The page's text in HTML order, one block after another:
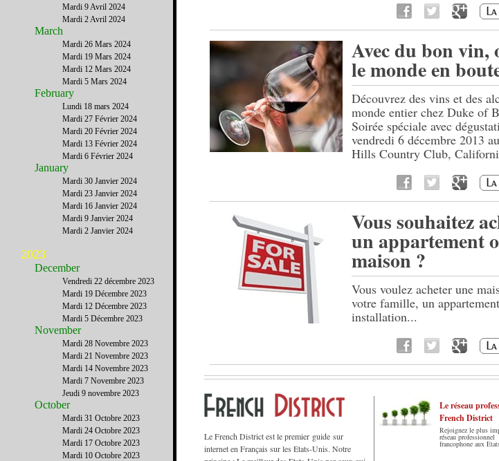
Avec du bon vin,
le monde en
Découvrez des vins et des
monde entier chez Duke of
Soirée spéciale avec
vendredi 6 décembre 2013
Hills Country Club,
Vous souhaitez
un appartement
maison ?
Vous voulez acheter une
votre famille, un
installation...
Le French District est le premier guide sur
internet en Français sur les Etats-Unis. Notre
Le réseau
French District
Rejoignez le plus
réseau professionnel
francophone aux
Mardi 9 Avril 2024
Mardi 2 Avril 2024
March
Mardi 26 Mars 2024
Mardi 19 Mars 2024
Mardi 12 Mars 2024
Mardi 5 Mars 2024
February
Lundi 18 mars 2024
Mardi 27 Février 2024
Mardi 20 Février 2024
Mardi 13 Février 2024
Mardi 6 Février 2024
January
Mardi 30 Janvier 2024
Mardi 23 Janvier 2024
Mardi 16 Janvier 2024
Mardi 9 Janvier 2024
Mardi 2 Janvier 2024
2023
December
Vendredi 22 décembre 2023
Mardi 19 Décembre 2023
Mardi 12 Décembre 2023
Mardi 5 Décembre 2023
November
Mardi 28 Novembre 2023
Mardi 21 Novembre 2023
Mardi 14 Novembre 2023
Mardi 7 Novembre 2023
Jeudi 9 novembre 2023
October
Mardi 31 Octobre 2023
Mardi 24 Octobre 2023
Mardi 17 Octobre 2023
Mardi 10 Octobre 2023